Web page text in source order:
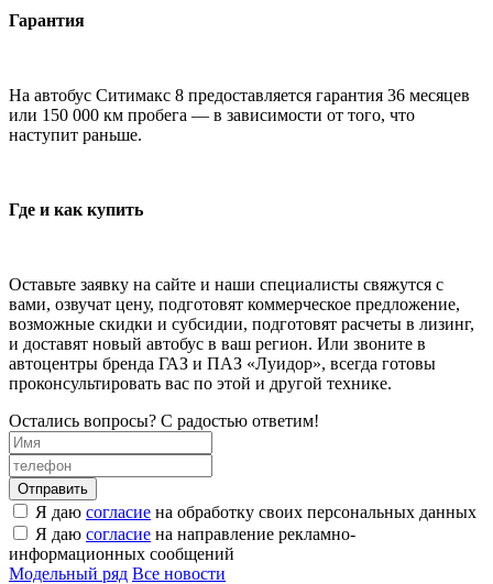
Гарантия
На автобус Ситимакс 8 предоставляется гарантия 36 месяцев
или 150 000 км пробега — в зависимости от того, что
наступит раньше.
Где и как купить
Оставьте заявку на сайте и наши специалисты свяжутся с
вами, озвучат цену, подготовят коммерческое предложение,
возможные скидки и субсидии, подготовят расчеты в лизинг,
и доставят новый автобус в ваш регион. Или звоните в
автоцентры бренда ГАЗ и ПАЗ «Луидор», всегда готовы
проконсультировать вас по этой и другой технике.
Остались вопросы? С радостью ответим!
Я даю согласие на обработку своих персональных данных
Я даю согласие на направление рекламно-
информационных сообщений
Модельный ряд Все новости